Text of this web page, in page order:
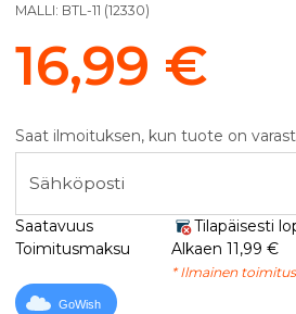
MALLI: BTL-11 (12330)
16,99 €
Saat ilmoituksen, kun tuote on
Sähköposti
Saatavuus
Tilapäisesti
Toimitusmaksu
Alkaen 11,99 €
* Ilmainen
GoWish